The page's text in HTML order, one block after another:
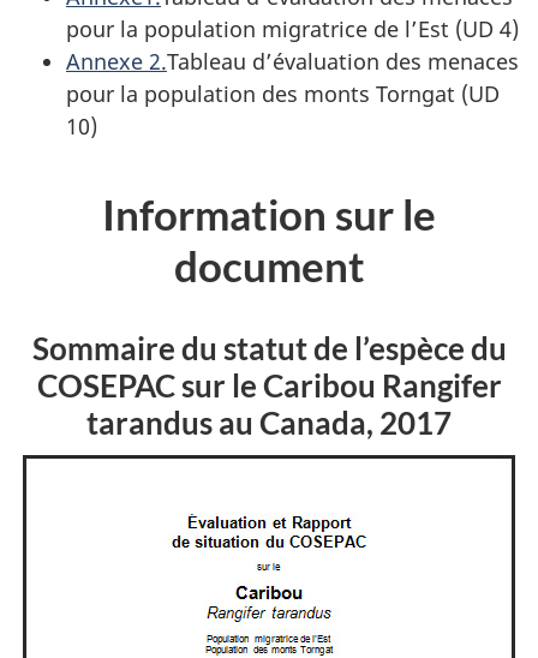
pour la population migratrice de l’Est (UD 4)
Annexe 2.Tableau d’évaluation des menaces
pour la population des monts Torngat (UD
10)
Information sur le
document
Sommaire du statut de l’espèce du
COSEPAC sur le Caribou Rangifer
tarandusau Canada, 2017